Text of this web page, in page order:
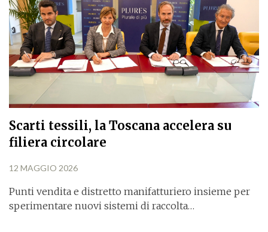
Scarti tessili, la Toscana accelera su
filiera circolare
12 MAGGIO 2026
Punti vendita e distretto manifatturiero insieme per
sperimentare nuovi sistemi di raccolta…